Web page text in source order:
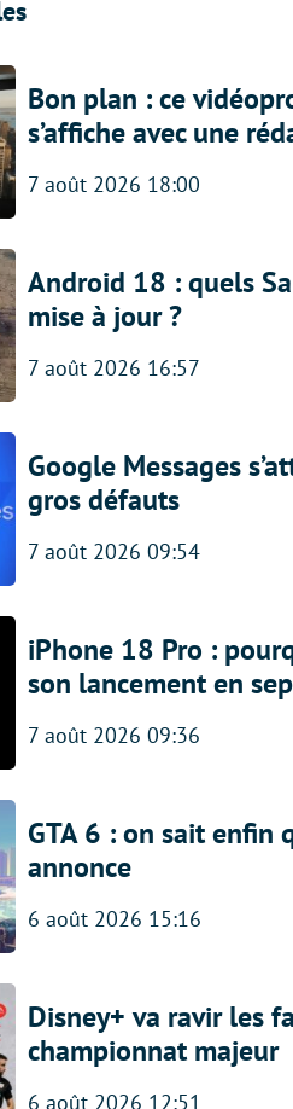
Bon plan : ce
s’affiche avec une
7 août 2026 18:00
Android 18 : quels
mise à jour ?
7 août 2026 16:57
Google Messages
gros défauts
7 août 2026 09:54
iPhone 18 Pro :
son lancement en
7 août 2026 09:36
GTA 6 : on sait enfin
annonce
6 août 2026 15:16
Disney+ va ravir les
championnat majeur
6 août 2026 12:51